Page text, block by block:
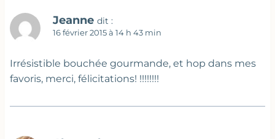
Jeanne dit :
16 février 2015 à 14 h 43 min
Irrésistible bouchée gourmande, et hop dans mes
favoris, merci, félicitations! !!!!!!!!